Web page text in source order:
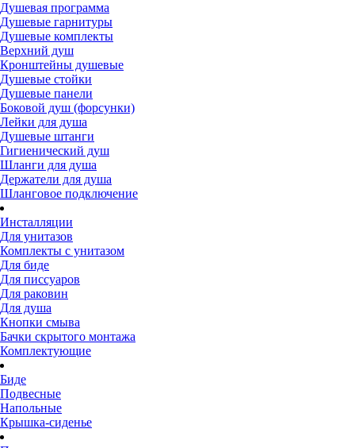
Душевая программа
Душевые гарнитуры
Душевые комплекты
Верхний душ
Кронштейны душевые
Душевые стойки
Душевые панели
Боковой душ (форсунки)
Лейки для душа
Душевые штанги
Гигиенический душ
Шланги для душа
Держатели для душа
Шланговое подключение
Инсталляции
Для унитазов
Комплекты с унитазом
Для биде
Для писсуаров
Для раковин
Для душа
Кнопки смыва
Бачки скрытого монтажа
Комплектующие
Биде
Подвесные
Напольные
Крышка-сиденье